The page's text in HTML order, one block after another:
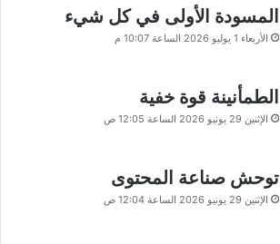
المسودة الأولى في كل شيء
الأربعاء 1 يوليو 2026 الساعة 10:07 م
الطمأنينة قوة خفية
الإثنين 29 يونيو 2026 الساعة 12:05 ص
توحش صناعة المحتوى
الإثنين 29 يونيو 2026 الساعة 12:04 ص